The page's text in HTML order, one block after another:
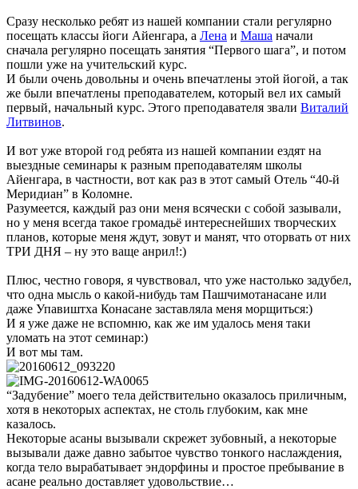
Сразу несколько ребят из нашей компании стали регулярно
посещать классы йоги Айенгара, а Лена и Маша начали
сначала регулярно посещать занятия “Первого шага”, и потом
пошли уже на учительский курс.
И были очень довольны и очень впечатлены этой йогой, а так
же были впечатлены преподавателем, который вел их самый
первый, начальный курс. Этого преподавателя звали Виталий
Литвинов.
И вот уже второй год ребята из нашей компании ездят на
выездные семинары к разным преподавателям школы
Айенгара, в частности, вот как раз в этот самый Отель “40-й
Меридиан” в Коломне.
Разумеется, каждый раз они меня всячески с собой зазывали,
но у меня всегда такое громадьё интереснейших творческих
планов, которые меня ждут, зовут и манят, что оторвать от них
ТРИ ДНЯ – ну это ваще анрил!:)
Плюс, честно говоря, я чувствовал, что уже настолько задубел,
что одна мысль о какой-нибудь там Пашчимотанасане или
даже Упавиштха Конасане заставляла меня морщиться:)
И я уже даже не вспомню, как же им удалось меня таки
уломать на этот семинар:)
И вот мы там.
“Задубение” моего тела действительно оказалось приличным,
хотя в некоторых аспектах, не столь глубоким, как мне
казалось.
Некоторые асаны вызывали скрежет зубовный, а некоторые
вызывали даже давно забытое чувство тонкого наслаждения,
когда тело вырабатывает эндорфины и простое пребывание в
асане реально доставляет удовольствие…